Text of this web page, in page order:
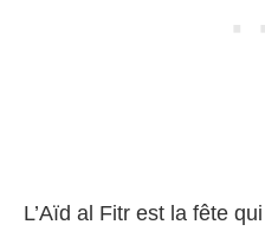
L’Aïd al Fitr est la fête